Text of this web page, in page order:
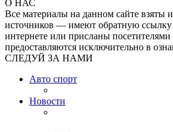
О НАС
Все материалы на данном сайте взяты
источников — имеют обратную ссылку
интернете или присланы посетителями
предоставляются исключительно в
СЛЕДУЙ ЗА НАМИ
Авто спорт
Новости